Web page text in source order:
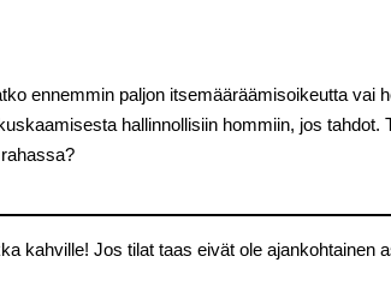
ennemmin paljon itsemääräämisoikeutta vai
hallinnollisiin hommiin, jos tahdot.
kahville! Jos tilat taas eivät ole ajankohtainen